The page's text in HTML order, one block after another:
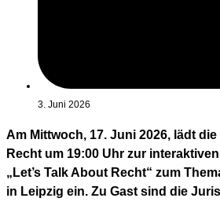
3. Juni 2026
Am Mittwoch, 17. Juni 2026, lädt
Recht um 19:00 Uhr zur
„Let’s Talk About Recht“ zum
in Leipzig ein. Zu Gast sind die